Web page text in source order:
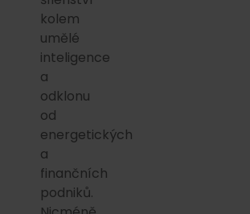
kolem
umělé
inteligence
a
odklonu
od
energetických
a
finančních
podniků.